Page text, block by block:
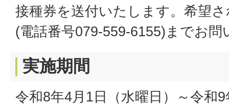
接種券を送付いたします。希望
(電話番号079-559-6155)までお
実施期間
令和8年4月1日（水曜日）～令和